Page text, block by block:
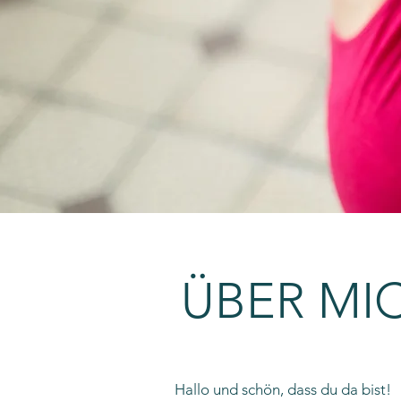
ÜBER
Hallo und schön, dass du da bist!